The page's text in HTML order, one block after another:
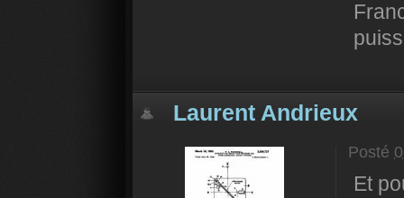
Laurent Andrieux
Posté
Et